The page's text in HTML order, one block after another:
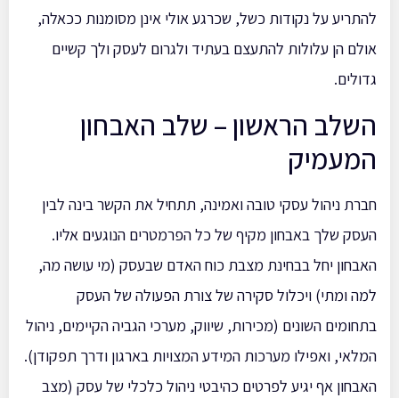
להתריע על נקודות כשל, שכרגע אולי אינן מסומנות ככאלה,
אולם הן עלולות להתעצם בעתיד ולגרום לעסק ולך קשיים
גדולים.
השלב הראשון – שלב האבחון
המעמיק
חברת ניהול עסקי טובה ואמינה, תתחיל את הקשר בינה לבין
העסק שלך באבחון מקיף של כל הפרמטרים הנוגעים אליו.
האבחון יחל בבחינת מצבת כוח האדם שבעסק (מי עושה מה,
למה ומתי) ויכלול סקירה של צורת הפעולה של העסק
בתחומים השונים (מכירות, שיווק, מערכי הגביה הקיימים, ניהול
המלאי, ואפילו מערכות המידע המצויות בארגון ודרך תפקודן).
האבחון אף יגיע לפרטים כהיבטי ניהול כלכלי של עסק (מצב